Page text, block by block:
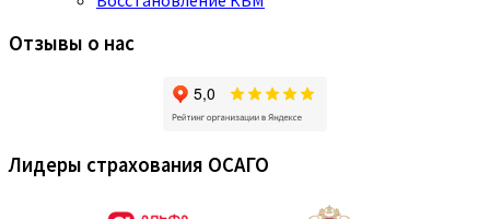
Отзывы о нас
Лидеры страхования ОСАГО